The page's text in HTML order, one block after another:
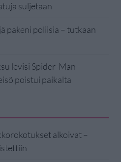
suljetaan
pakeni poliisia – tutkaan
levisi Spider-Man -
poistui paikalta
alkoivat –